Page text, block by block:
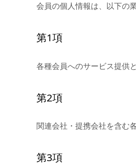
会員の個人情報は、以下の
第1項
各種会員へのサービス提供
第2項
関連会社・提携会社を含む
第3項